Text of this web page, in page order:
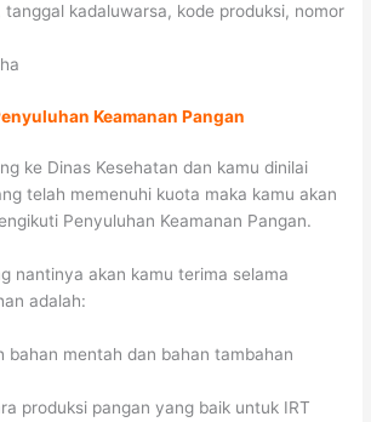
tanggal kadaluwarsa, kode produksi, nomor
Keamanan Pangan
ke Dinas Kesehatan dan kamu dinilai
telah memenuhi kuota maka kamu akan
Penyuluhan Keamanan Pangan.
nantinya akan kamu terima selama
adalah:
bahan mentah dan bahan tambahan
produksi pangan yang baik untuk IRT